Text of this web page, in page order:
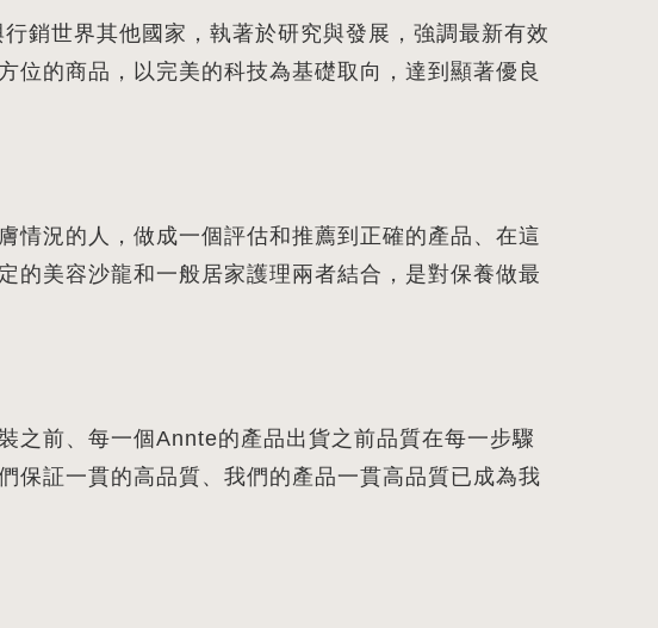
銷世界其他國家，執著於研究與發展，強調最新有效
位的商品，以完美的科技為基礎取向，達到顯著優良
情況的人，做成一個評估和推薦到正確的產品、在這
的美容沙龍和一般居家護理兩者結合，是對保養做最
之前、每一個Annte的產品出貨之前品質在每一步驟
保証一貫的高品質、我們的產品一貫高品質已成為我